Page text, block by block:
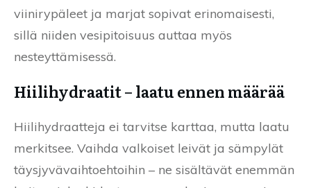
viinirypäleet ja marjat sopivat erinomaisesti,
sillä niiden vesipitoisuus auttaa myös
nesteyttämisessä.
Hiilihydraatit – laatu ennen määrää
Hiilihydraatteja ei tarvitse karttaa, mutta laatu
merkitsee. Vaihda valkoiset leivät ja sämpylät
täysjyvävaihtoehtoihin – ne sisältävät enemmän